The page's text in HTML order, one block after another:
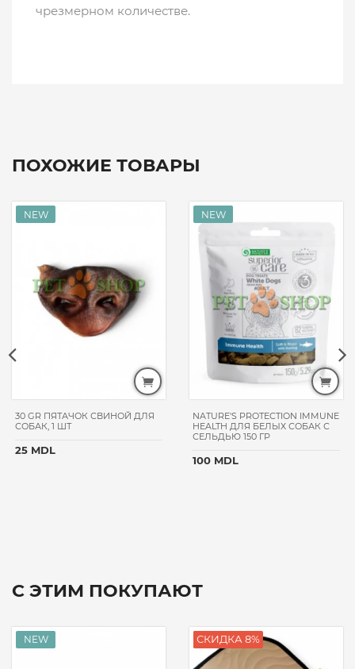
чрезмерном количестве.
ПОХОЖИЕ ТОВАРЫ
30 GR ПЯТАЧОК СВИНОЙ ДЛЯ
СОБАК, 1 ШТ
25 MDL
NATURE'S PROTECTION IMMUNE
HEALTH ДЛЯ БЕЛЫХ СОБАК С
СЕЛЬДЬЮ 150 ГР
100 MDL
С ЭТИМ ПОКУПАЮТ
СКИДКА 8%